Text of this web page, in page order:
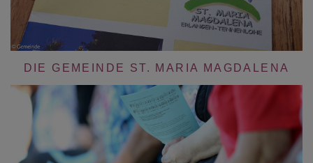
DIE GEMEINDE ST. MARIA MAGDALENA